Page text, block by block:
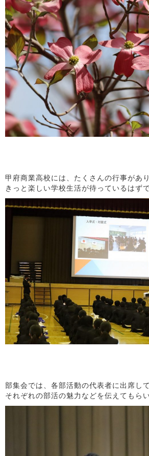
甲府商業高校には、たくさんの行事があり
きっと楽しい学校生活が待っているはず
部集会では、各部活動の代表者に出席し
それぞれの部活の魅力などを伝えてもら